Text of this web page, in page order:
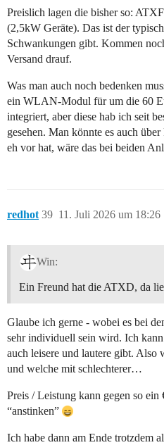
Preislich lagen die bisher so:
(2,5kW Geräte). Das ist der
Schwankungen gibt. Kommen
Versand drauf.
Was man auch noch bedenken
ein WLAN-Modul für um die 60
integriert, aber diese hab ich seit
gesehen. Man könnte es auch
eh vor hat, wäre das bei beiden
redhot 11. Juli 2026 um 18:26
39
Win:
Ein Freund hat die ATXD, da
Glaube ich gerne - wobei es bei
sehr individuell sein wird. Ich
auch leisere und lautere gibt. Also
und welche mit schlechterer…
Preis / Leistung kann gegen so
“anstinken”
Ich habe dann am Ende trotzdem